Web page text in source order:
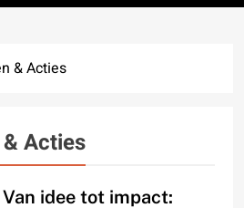
& Acties
Acties
Van idee tot impact: